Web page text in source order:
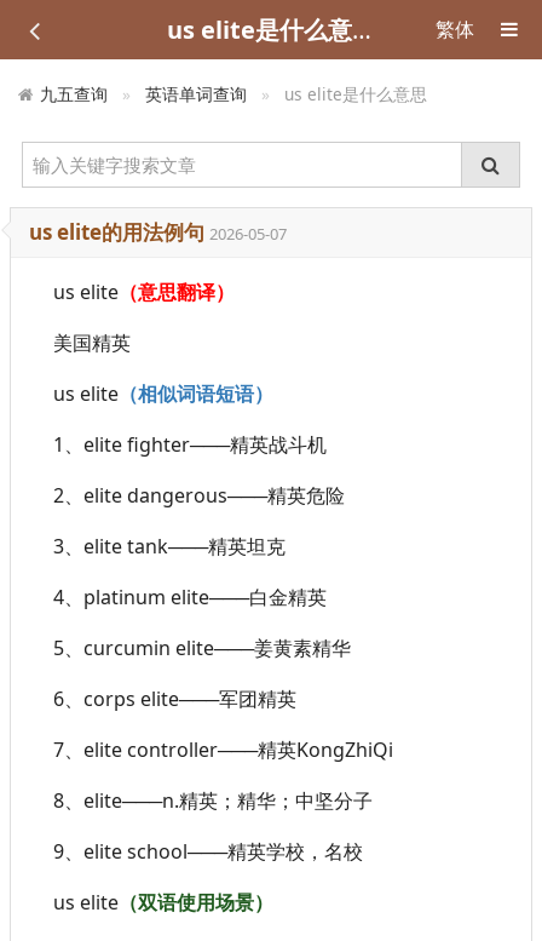
us elite是什么意思 繁体
九五查询 英语单词查询 us elite是什么意思
us elite的用法例句 2026-05-07
us elite （意思翻译）
美国精英
us elite （相似词语短语）
1、elite fighter───精英战斗机
2、elite dangerous───精英危险
3、elite tank───精英坦克
4、platinum elite───白金精英
5、curcumin elite───姜黄素精华
6、corps elite───军团精英
7、elite controller───精英KongZhiQi
8、elite───n.精英；精华；中坚分子
9、elite school───精英学校，名校
us elite （双语使用场景）